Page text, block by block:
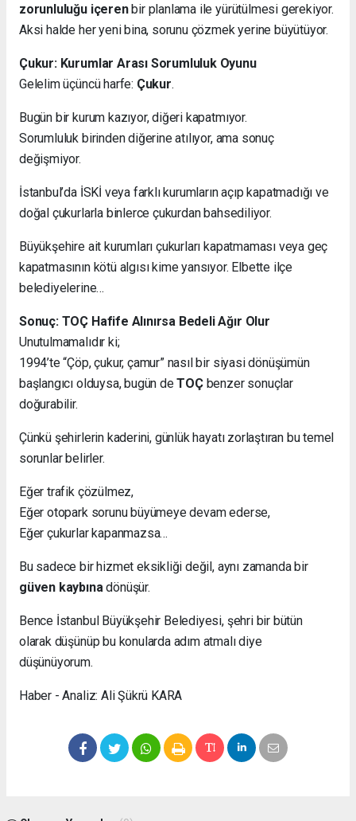
zorunluluğu içerenbir planlama ile yürütülmesi gerekiyor.
Aksi halde her yeni bina, sorunu çözmek yerine büyütüyor.
Çukur: Kurumlar Arası Sorumluluk Oyunu
Gelelim üçüncü harfe: Çukur.
Bugün bir kurum kazıyor, diğeri kapatmıyor.
Sorumluluk birinden diğerine atılıyor, ama sonuç
değişmiyor.
İstanbul’da İSKİ veya farklı kurumların açıp kapatmadığı ve
doğal çukurlarla binlerce çukurdan bahsediliyor.
Büyükşehire ait kurumları çukurları kapatmaması veya geç
kapatmasının kötü algısı kime yansıyor. Elbette ilçe
belediyelerine…
Sonuç: TOÇ Hafife Alınırsa Bedeli Ağır Olur
Unutulmamalıdır ki;
1994’te “Çöp, çukur, çamur” nasıl bir siyasi dönüşümün
başlangıcı olduysa, bugün deTOÇbenzer sonuçlar
doğurabilir.
Çünkü şehirlerin kaderini, günlük hayatı zorlaştıran bu temel
sorunlar belirler.
Eğer trafik çözülmez,
Eğer otopark sorunu büyümeye devam ederse,
Eğer çukurlar kapanmazsa…
Bu sadece bir hizmet eksikliği değil, aynı zamanda bir
güven kaybınadönüşür.
Bence İstanbul Büyükşehir Belediyesi, şehri bir bütün
olarak düşünüp bu konularda adım atmalı diye
düşünüyorum.
Haber - Analiz: Ali Şükrü KARA